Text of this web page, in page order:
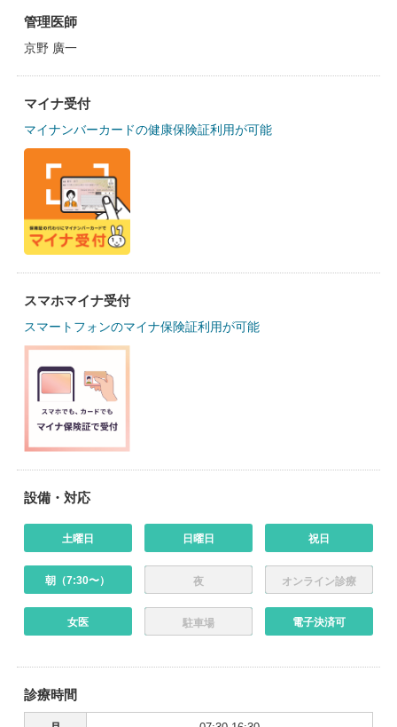
管理医師
京野 廣一
マイナ受付
マイナンバーカードの健康保険証利用が可能
スマホマイナ受付
スマートフォンのマイナ保険証利用が可能
設備・対応
土曜日 日曜日 祝日
朝（7:30〜） 夜 オンライン診療
女医 駐車場 電子決済可
診療時間